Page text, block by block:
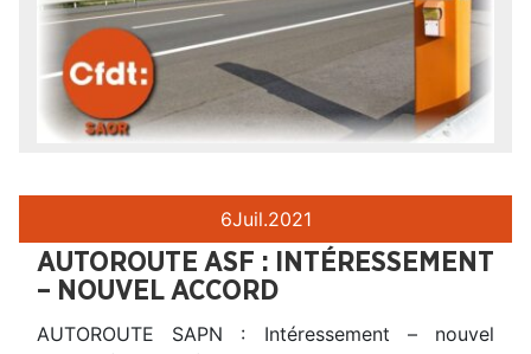
6Juil.2021
AUTOROUTE ASF : INTÉRESSEMENT
– NOUVEL ACCORD
AUTOROUTE SAPN : Intéressement – nouvel